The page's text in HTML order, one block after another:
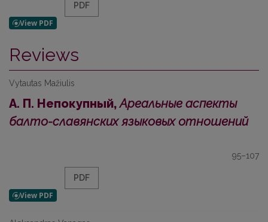
PDF
Reviews
Vytautas Mažiulis
А. П. Непокупный,Ареальные аспекты
балто-славянских языковых отношений
95–107
PDF